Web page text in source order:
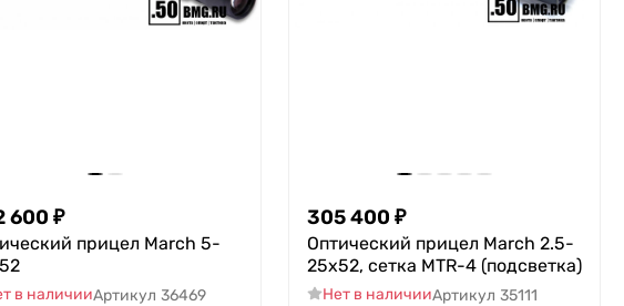
600 ₽
прицел March 5-
в наличииАртикул 36469
305 400 ₽
Оптический прицел March 2.5-
25x52, сетка MTR-4 (подсветка)
Нет в наличииАртикул 35111